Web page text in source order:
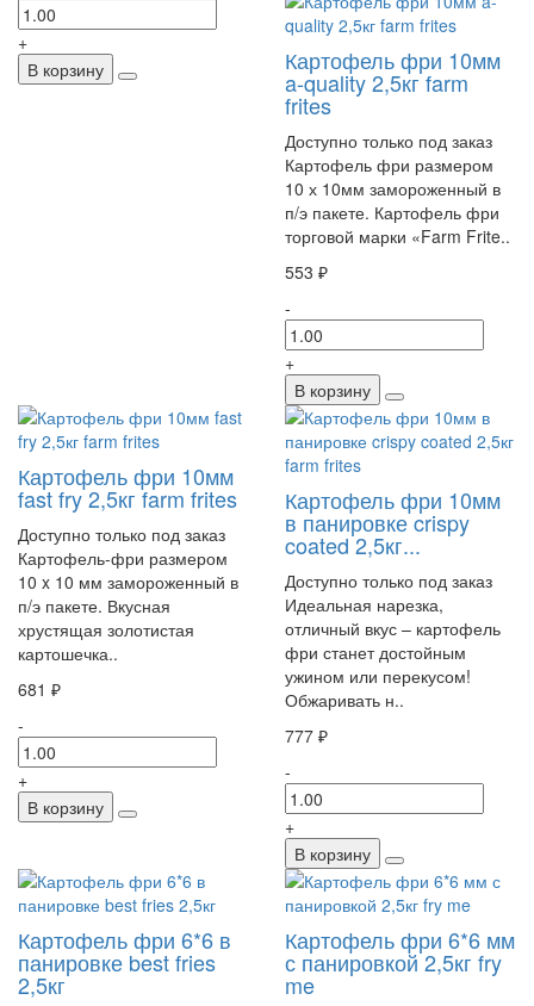
+
В корзину
Картофель фри 10мм
a-quality 2,5кг farm
frites
Доступно только под заказ
Картофель фри размером
10 х 10мм замороженный в
п/э пакете. Картофель фри
торговой марки «Farm Frite..
553 ₽
-
+
В корзину
Картофель фри 10мм
fast fry 2,5кг farm frites
Доступно только под заказ
Картофель-фри размером
10 x 10 мм замороженный в
п/э пакете. Вкусная
хрустящая золотистая
картошечка..
681 ₽
-
+
В корзину
Картофель фри 10мм
в панировке crispy
coated 2,5кг...
Доступно только под заказ
Идеальная нарезка,
отличный вкус – картофель
фри станет достойным
ужином или перекусом!
Обжаривать н..
777 ₽
-
+
В корзину
Картофель фри 6*6 в
панировке best fries
2,5кг
Картофель фри 6*6 мм
с панировкой 2,5кг fry
me